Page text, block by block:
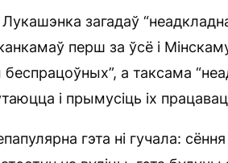
загадаў
перш за ўсё і
а таксама
і прымусіць іх
гэта ні гучала: